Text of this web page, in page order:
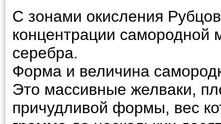
С зонами окисления
концентрации самородной
серебра.
Форма и величина
Это массивные желваки,
причудливой формы, вес